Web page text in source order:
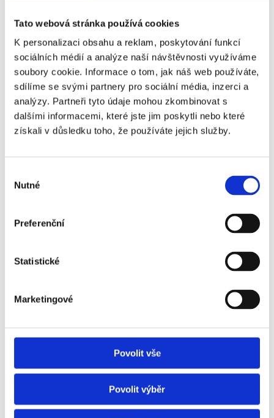
Tato webová stránka používá cookies
K personalizaci obsahu a reklam, poskytování funkcí
sociálních médií a analýze naší návštěvnosti využíváme
soubory cookie. Informace o tom, jak náš web používáte,
sdílíme se svými partnery pro sociální média, inzerci a
analýzy. Partneři tyto údaje mohou zkombinovat s
dalšími informacemi, které jste jim poskytli nebo které
získali v důsledku toho, že používáte jejich služby.
souhlasu
Nutné
Preferenční
Statistické
Marketingové
Povolit vše
Povolit výběr
Délka nájmu
Na jak dlouho nájem uzavřít? Běžně se uzavírá na dobu
vhodnou na rekreační pronájem, můžete ji pronajímat
podnikání a musíte mít zřízenou živnost a dodržovat z
V této fázi, kdy již máte nájemníky, kteří vám platí
poskytovatel energií má právo nájemníky při
neplacení odpojit, vy si to dovolit nemůžete.